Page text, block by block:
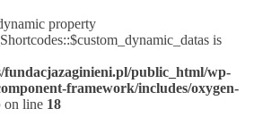
property
is
fundacjazaginieni.pl/public_html/wp-
framework/includes/oxygen-
on line 18